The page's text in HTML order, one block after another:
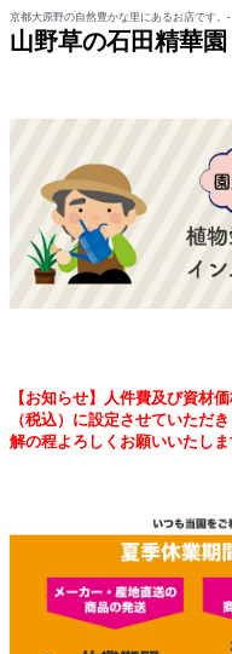
京都大原野の自然豊かな里にあるお店です。-
山野草の石田精華園
【お知らせ】人件費及び資材
（税込）に設定させていただ
解の程よろしくお願いいたしま